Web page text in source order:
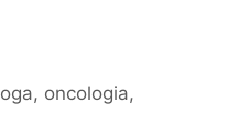
, oncologia,